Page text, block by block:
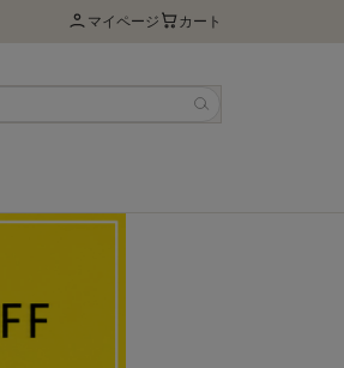
マイページ カート